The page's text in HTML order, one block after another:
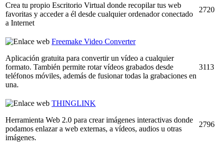
Crea tu propio Escritorio Virtual donde recopilar tus web
favoritas y acceder a él desde cualquier ordenador conectado
a Internet
2720
Freemake Video Converter
Aplicación gratuita para convertir un vídeo a cualquier
formato. También permite rotar vídeos grabados desde
teléfonos móviles, además de fusionar todas la grabaciones en
una.
3113
THINGLINK
Herramienta Web 2.0 para crear imágenes interactivas donde
podamos enlazar a web externas, a vídeos, audios u otras
imágenes.
2796